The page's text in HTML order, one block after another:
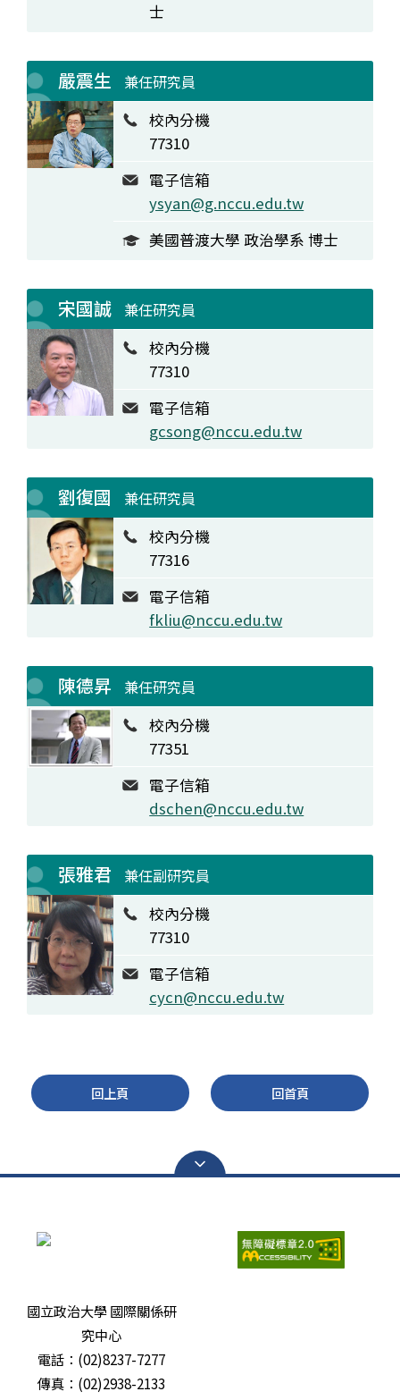
士
嚴震生 兼任研究員
校內分機
77310
電子信箱
ysyan@g.nccu.edu.tw
美國普渡大學 政治學系 博士
宋國誠 兼任研究員
校內分機
77310
電子信箱
gcsong@nccu.edu.tw
劉復國 兼任研究員
校內分機
77316
電子信箱
fkliu@nccu.edu.tw
陳德昇 兼任研究員
校內分機
77351
電子信箱
dschen@nccu.edu.tw
張雅君 兼任副研究員
校內分機
77310
電子信箱
cycn@nccu.edu.tw
回上頁 回首頁
國立政治大學 國際關係研
究中心
電話：(02)8237-7277
傳真：(02)2938-2133